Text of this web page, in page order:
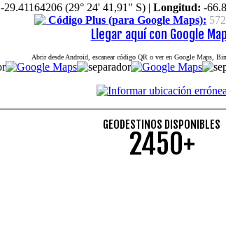
-29.41164206 (29° 24' 41,91" S)| Longitud: -
Código Plus (para Google Maps):
Llegar aquí con Google
Abrir desde Android, escanear código QR o ver en Google Maps,
GEODESTINOS DISPONIBLES
2450+